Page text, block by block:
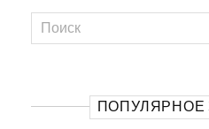
ПОПУЛЯРНОЕ